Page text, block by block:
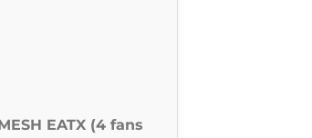
EATX (4 fans